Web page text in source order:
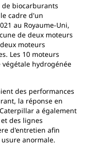
biocarburants
cadre d'un
au Royaume-Uni,
de deux moteurs
moteurs
Les 10 moteurs
hydrogénée
des performances
la réponse en
a également
des lignes
d'entretien afin
anormale.